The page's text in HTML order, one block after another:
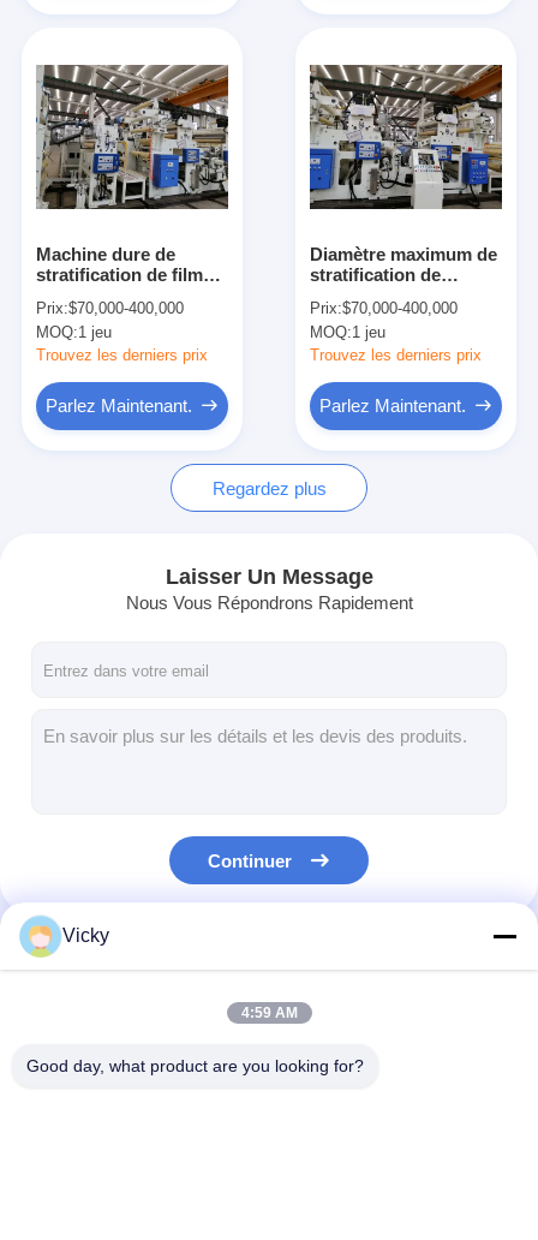
Des produits
Au sujet de nous
Visite d'usine
Nouvelles
Machine de revêtement de stratification d'extrusion
Machine de stratification d'extrusion
machine en plastique de stratification
Machine de stratification de revêtement
Pièces de machine de stratification
Machine de tissu soufflée par fonte
Machine dure de
stratification de film
machine de
stratification de
rendement élevé
Prix:$70,000-400,000
MOQ:1 jeu
Trouvez les derniers prix
Parlez Maintenant.
Diamètre maximum de
stratification de
600mm de film
d'emballage de
couleur
Prix:$70,000-400,000
MOQ:1 jeu
Trouvez les derniers prix
Parlez Maintenant.
Regardez plus
Laisser Un Message
Nous Vous Répondrons Rapidement
Continuer
Nos Catégories
Vicky
4:59 AM
Good day, what product are you looking for?